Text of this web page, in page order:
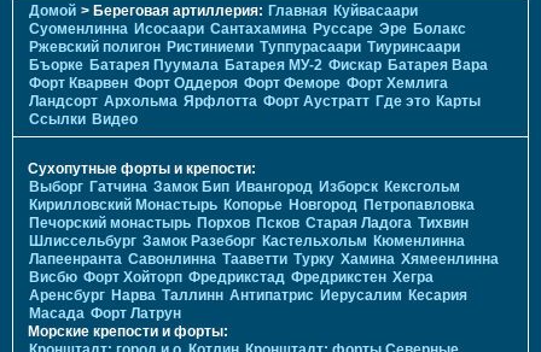
Домой > Береговая артиллерия: Главная Куйвасаари
Суоменлиннa Исосаари Сантахамина Руссаре Эре Болакс
Ржевский полигон Ристиниеми Туппурасаари Тиуринсаари
Бъорке Батарея Пуумала Батарея МУ-2 Фискар Батарея Вара
Форт Кварвен Форт Оддероя Форт Феморе Форт Хемлига
Ландсорт Архольма Ярфлотта Форт Аустратт Где это Карты
Ссылки Видео
Сухопутные форты и крепости:
Выборг Гатчина Замок Бип Ивангород Изборск Кексгольм
Кирилловский Монастырь Копорье Новгород Петропавловка
Печорcкий монастырь Порхов Псков Старая Ладога Тихвин
Шлиссельбург Замок Разеборг Кастельхольм Кюменлинна
Лапеенранта Савонлинна Тааветти Турку Хамина Хямеенлинна
Висбю Форт Хойторп Фредрикстад Фредрикстен Хегра
Аренсбург Нарва Таллинн Антипатрис Иерусалим Кесария
Масада Форт Латрун
Морские крепости и форты: